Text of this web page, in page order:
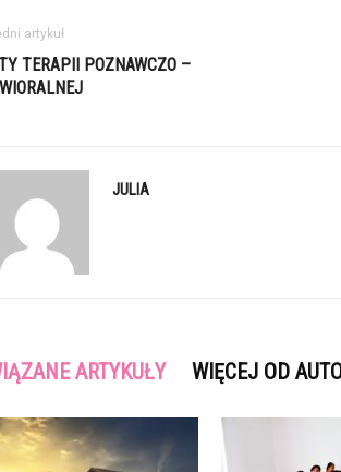
artykuł
TERAPII POZNAWCZO –
JULIA
ARTYKUŁY WIĘCEJ OD